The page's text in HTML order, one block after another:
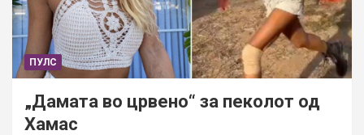
ПУЛС
„Дамата во црвено“ за пеколот од
Хамас